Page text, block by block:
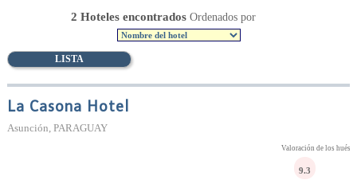
LISTA
2 Hoteles encontrados Ordenados por
La Casona Hotel
Asunción, PARAGUAY
Valoración de los
9.3